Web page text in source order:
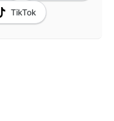
TikTok